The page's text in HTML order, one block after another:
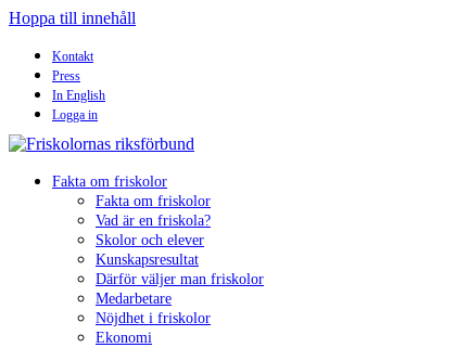
Hoppa till innehåll
Kontakt
Press
In English
Logga in
Fakta om friskolor
Fakta om friskolor
Vad är en friskola?
Skolor och elever
Kunskapsresultat
Därför väljer man friskolor
Medarbetare
Nöjdhet i friskolor
Ekonomi